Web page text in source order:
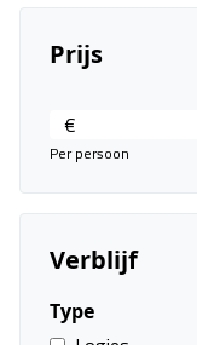
Prijs
€
Per persoon
Verblijf
Type
€ 496,00
Net gevonden